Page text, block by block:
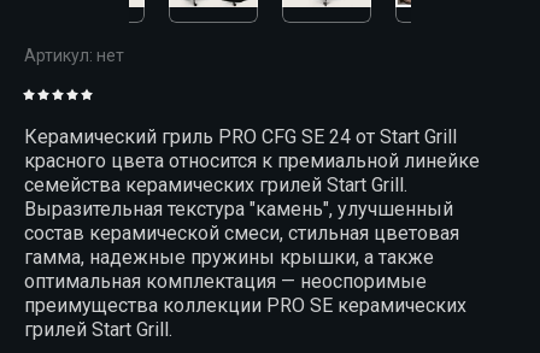
Артикул: нет
Керамический гриль PRO CFG SE 24 от Start Grill
красного цвета относится к премиальной линейке
семейства керамических грилей Start Grill.
Выразительная текстура "камень", улучшенный
состав керамической смеси, стильная цветовая
гамма, надежные пружины крышки, а также
оптимальная комплектация — неоспоримые
преимущества коллекции PRO SE керамических
грилей Start Grill.